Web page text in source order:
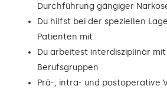
Durchführung gängiger
Du hilfst bei der speziellen
Patienten mit
Du arbeitest interdisziplinär
Berufsgruppen
Prä-, intra- und postoperative